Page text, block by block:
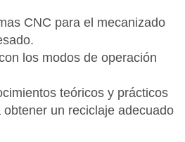
CNC para el mecanizado
los modos de operación
teóricos y prácticos
un reciclaje adecuado